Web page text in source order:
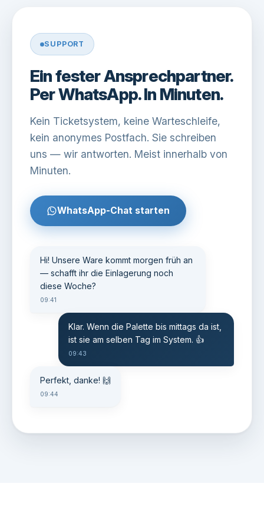
SUPPORT
Ein fester Ansprechpartner.
Per WhatsApp. In Minuten.
Kein Ticketsystem, keine Warteschleife,
kein anonymes Postfach. Sie schreiben
uns — wir antworten. Meist innerhalb von
Minuten.
WhatsApp-Chat starten
Hi! Unsere Ware kommt morgen früh an
— schafft ihr die Einlagerung noch
diese Woche?
09:41
Klar. Wenn die Palette bis mittags da ist,
ist sie am selben Tag im System. 👍
09:43
Perfekt, danke! 🙌
09:44